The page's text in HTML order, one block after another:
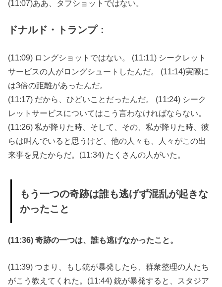
(11:07)ああ、タフショットではない。
ドナルド・トランプ：
(11:09) ロングショットではない。 (11:11) シークレット
サービスの人がロングシュートしたんだ。 (11:14)実際に
は3倍の距離があったんだ。
(11:17) だから、ひどいことだったんだ。 (11:24) シーク
レットサービスについてはこう言わなければならない。
(11:26) 私が降りた時、そして、その、私が降りた時、彼
らは叫んでいると思うけど、他の人々も、人々がこの出
来事を見たからだ。(11:34) たくさんの人がいた。
もう一つの奇跡は誰も逃げず混乱が起きな
かったこと
(11:36) 奇跡の一つは、誰も逃げなかったこと。
(11:39) つまり、もし銃が暴発したら、群衆整理の人たち
がこう教えてくれた。(11:44) 銃が暴発すると、スタジア